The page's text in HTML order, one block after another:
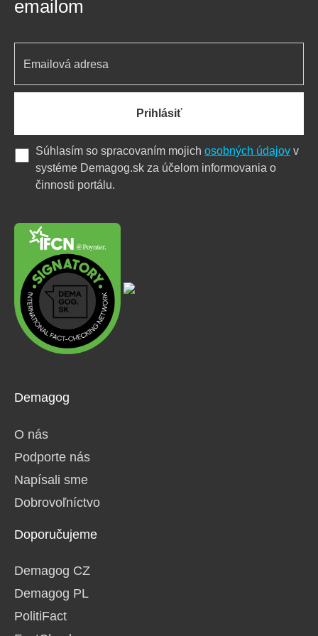
Demagog
O nás
Podporte nás
Napísali sme
Dobrovoľníctvo
Doporučujeme
Demagog CZ
Demagog PL
PolitiFact
emailom
Prihlásiť
Súhlasím so spracovaním mojich osobných údajov v
systéme Demagog.sk za účelom informovania o
činnosti portálu.